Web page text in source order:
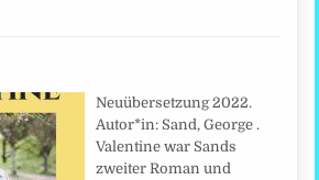
Neuübersetzung 2022.
Autor*in: Sand, George .
Valentine war Sands
zweiter Roman und